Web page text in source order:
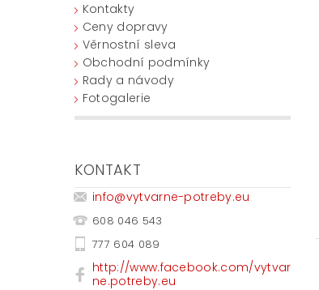
Kontakty
Ceny dopravy
Věrnostní sleva
Obchodní podmínky
Rady a návody
Fotogalerie
KONTAKT
info@vytvarne-potreby.eu
608 046 543
777 604 089
http://www.facebook.com/vytvar
ne.potreby.eu